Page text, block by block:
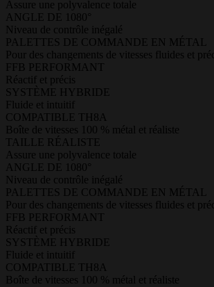
Assure une polyvalence totale
ANGLE DE 1080°
Niveau de contrôle inégalé
PALETTES DE COMMANDE EN MÉTAL
Pour des changements de vitesses fluides et
FFB PERFORMANT
Réactif et précis
SYSTÈME HYBRIDE
Fluide et intuitif
COMPATIBLE TH8A
Boîte de vitesses 100 % métal et réaliste
TAILLE RÉALISTE
Assure une polyvalence totale
ANGLE DE 1080°
Niveau de contrôle inégalé
PALETTES DE COMMANDE EN MÉTAL
Pour des changements de vitesses fluides et
FFB PERFORMANT
Réactif et précis
SYSTÈME HYBRIDE
Fluide et intuitif
COMPATIBLE TH8A
Boîte de vitesses 100 % métal et réaliste